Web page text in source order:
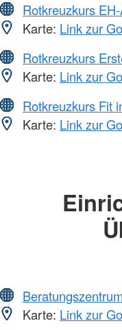
Rotkreuzkurs
Karte: Link zur
Rotkreuzkurs
Karte: Link zur
Rotkreuzkurs Fit
Karte: Link zur
Beratungszentrum
Karte: Link zur